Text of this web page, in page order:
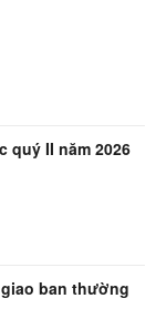
quý II năm 2026
giao ban thường